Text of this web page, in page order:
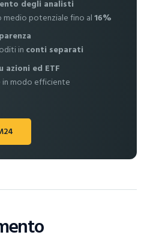
degli analisti
medio potenziale fino al16%
in conti separati
azioni ed ETF
in modo efficiente